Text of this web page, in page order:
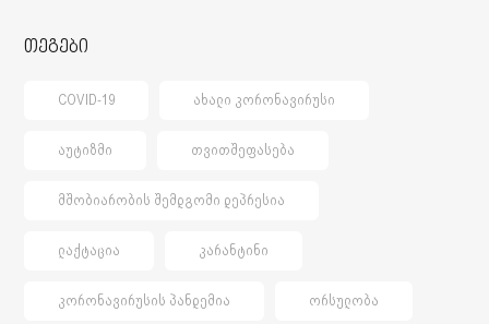
თეგები
COVID-19 ᲐᲮᲐᲚᲘ ᲙᲝᲠᲝᲜᲐᲕᲘᲠᲣᲡᲘ
ᲐᲣᲢᲘᲖᲛᲘ ᲗᲕᲘᲗᲨᲔᲤᲐᲡᲔᲑᲐ
ᲛᲨᲝᲑᲘᲐᲠᲝᲑᲘᲡ ᲨᲔᲛᲓᲒᲝᲛᲘ ᲓᲔᲞᲠᲔᲡᲘᲐ
ᲚᲐᲥᲢᲐᲪᲘᲐ ᲙᲐᲠᲐᲜᲢᲘᲜᲘ
ᲙᲝᲠᲝᲜᲐᲕᲘᲠᲣᲡᲘᲡ ᲞᲐᲜᲓᲔᲛᲘᲐ ᲝᲠᲡᲣᲚᲝᲑᲐ